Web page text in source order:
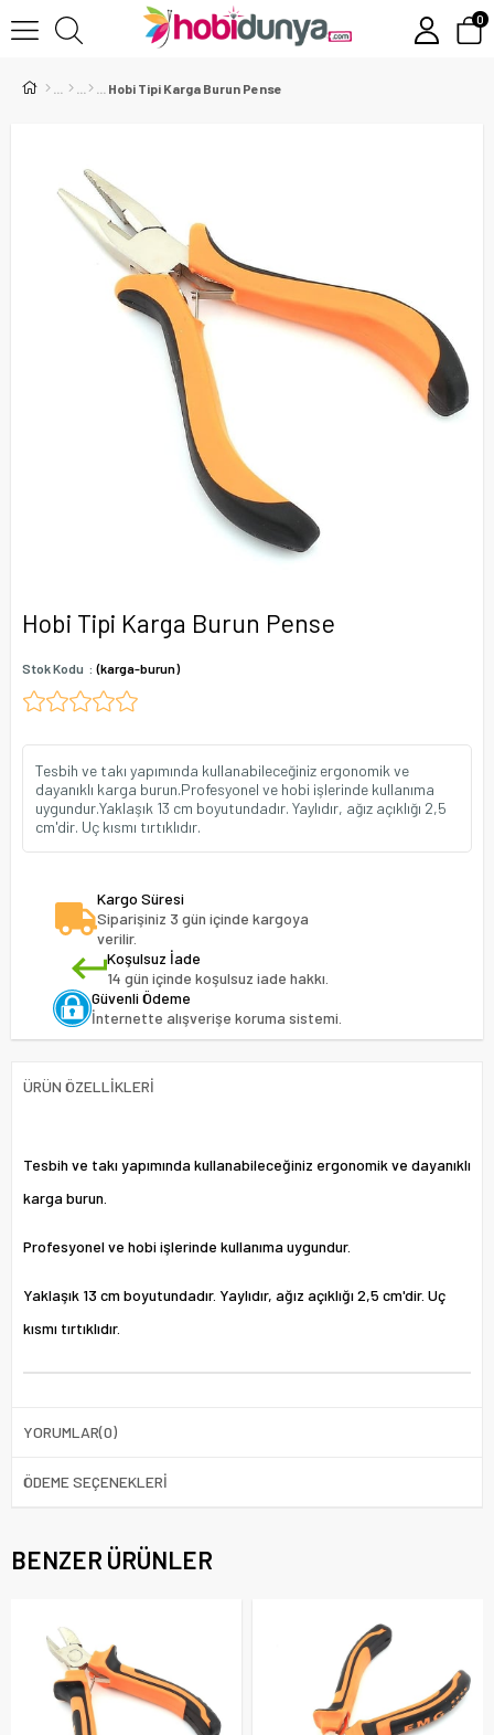
0
Hobi Tipi Karga Burun Pense
Hobi Tipi Karga Burun Pense
Stok Kodu (karga-burun)
Tesbih ve takı yapımında kullanabileceğiniz ergonomik ve
dayanıklı karga burun.Profesyonel ve hobi işlerinde kullanıma
uygundur.Yaklaşık 13 cm boyutundadır. Yaylıdır, ağız açıklığı 2,5
cm'dir. Uç kısmı tırtıklıdır.
Kargo Süresi
Siparişiniz 3 gün içinde kargoya
verilir.
Koşulsuz İade
14 gün içinde koşulsuz iade hakkı.
Güvenli Ödeme
İnternette alışverişe koruma sistemi.
ÜRÜN ÖZELLIKLERI
Tesbih ve takı yapımında kullanabileceğiniz ergonomik ve dayanıklı
karga burun.
Profesyonel ve hobi işlerinde kullanıma uygundur.
Yaklaşık 13 cm boyutundadır. Yaylıdır, ağız açıklığı 2,5 cm'dir. Uç
kısmı tırtıklıdır.
YORUMLAR(0)
ÖDEME SEÇENEKLERI
BENZER ÜRÜNLER